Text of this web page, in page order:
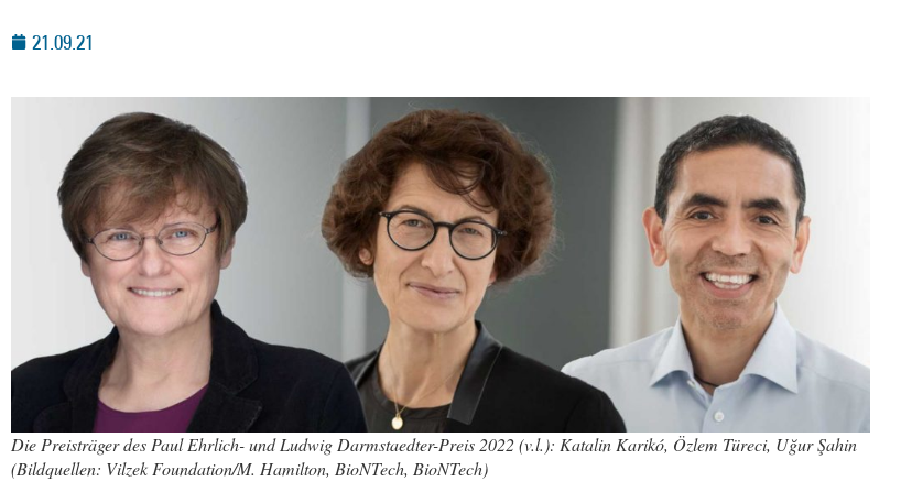
21.09.21
Die Preisträger des Paul Ehrlich- und Ludwig Darmstaedter-Preis 2022 (v.l.): Katalin Karikó, Özlem Türeci, Uğur Şahin
(Bildquellen: Vilzek Foundation/M. Hamilton, BioNTech, BioNTech)